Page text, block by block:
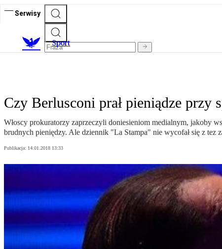
Serwisy
Sport
Czy Berlusconi prał pieniądze przy
Włoscy prokuratorzy zaprzeczyli doniesieniom medialnym, jakoby
brudnych pieniędzy. Ale dziennik "La Stampa" nie wycofał się z tez
Publikacja: 14.01.2018 13:33